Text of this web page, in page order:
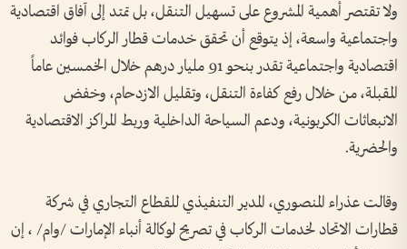
ولا تقتصر أهمية المشروع على تسهيل التنقل، بل تمتد إلى آفاق اقتصادية
واجتماعية واسعة، إذ يتوقع أن تحقق خدمات قطار الركاب فوائد
اقتصادية واجتماعية تقدر بنحو 91 مليار درهم خلال الخمسين عاماً
المقبلة، من خلال رفع كفاءة التنقل، وتقليل الازدحام، وخفض
الانبعاثات الكربونية، ودعم السياحة الداخلية وربط المراكز الاقتصادية
والحضرية.
وقالت عذراء المنصوري، المدير التنفيذي للقطاع التجاري في شركة
قطارات الاتحاد لخدمات الركاب في تصريح لوكالة أنباء الإمارات /وام/ ، إن